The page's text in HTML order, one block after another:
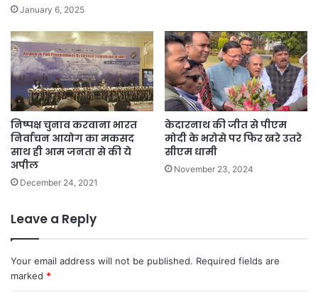
January 6, 2025
निष्पक्ष चुनाव करवाना भारत
निर्वाचन आयोग का मकसद
साथ ही आम जनता से की ये
अपील
December 24, 2021
केदारनाथ की जीत से पीएम
मोदी के भरोसे पर फिर खरे उतरे
सीएम धामी
November 23, 2024
Leave a Reply
Your email address will not be published. Required fields are
marked *